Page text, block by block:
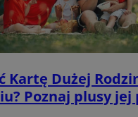
Kartę Dużej
Poznaj plusy